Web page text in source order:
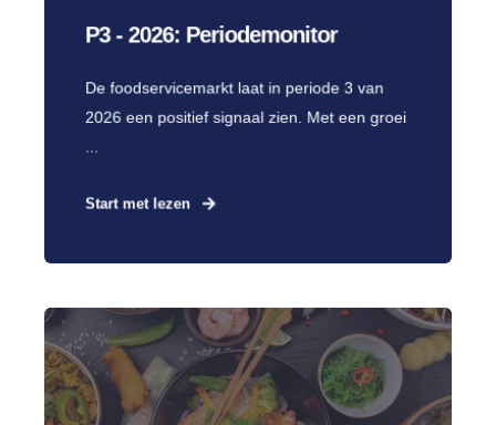
P3 - 2026: Periodemonitor
De foodservicemarkt laat in periode 3 van
2026 een positief signaal zien. Met een groei
...
Start met lezen